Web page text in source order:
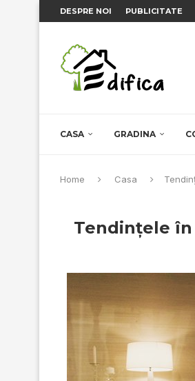
DESPRE NOI PUBLICITATE
CASA GRADINA
Home Casa
Tendinţele